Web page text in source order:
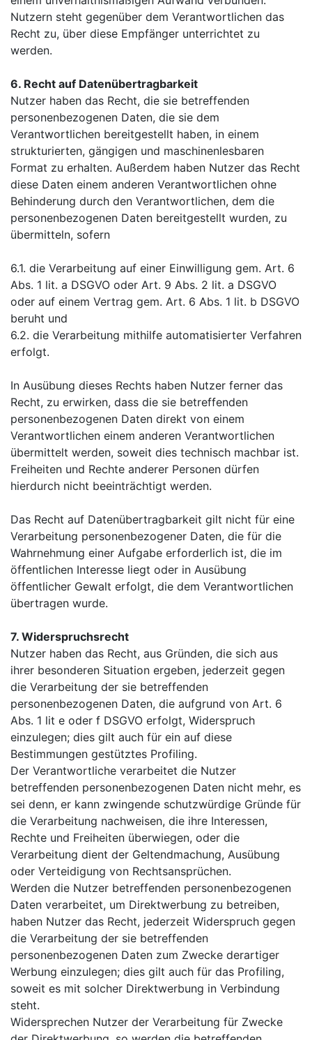
Nutzern steht gegenüber dem Verantwortlichen das
Recht zu, über diese Empfänger unterrichtet zu
werden.
6. Recht auf Datenübertragbarkeit
Nutzer haben das Recht, die sie betreffenden
personenbezogenen Daten, die sie dem
Verantwortlichen bereitgestellt haben, in einem
strukturierten, gängigen und maschinenlesbaren
Format zu erhalten. Außerdem haben Nutzer das Recht
diese Daten einem anderen Verantwortlichen ohne
Behinderung durch den Verantwortlichen, dem die
personenbezogenen Daten bereitgestellt wurden, zu
übermitteln, sofern
6.1. die Verarbeitung auf einer Einwilligung gem. Art. 6
Abs. 1 lit. a DSGVO oder Art. 9 Abs. 2 lit. a DSGVO
oder auf einem Vertrag gem. Art. 6 Abs. 1 lit. b DSGVO
beruht und
6.2. die Verarbeitung mithilfe automatisierter Verfahren
erfolgt.
In Ausübung dieses Rechts haben Nutzer ferner das
Recht, zu erwirken, dass die sie betreffenden
personenbezogenen Daten direkt von einem
Verantwortlichen einem anderen Verantwortlichen
übermittelt werden, soweit dies technisch machbar ist.
Freiheiten und Rechte anderer Personen dürfen
hierdurch nicht beeinträchtigt werden.
Das Recht auf Datenübertragbarkeit gilt nicht für eine
Verarbeitung personenbezogener Daten, die für die
Wahrnehmung einer Aufgabe erforderlich ist, die im
öffentlichen Interesse liegt oder in Ausübung
öffentlicher Gewalt erfolgt, die dem Verantwortlichen
übertragen wurde.
7. Widerspruchsrecht
Nutzer haben das Recht, aus Gründen, die sich aus
ihrer besonderen Situation ergeben, jederzeit gegen
die Verarbeitung der sie betreffenden
personenbezogenen Daten, die aufgrund von Art. 6
Abs. 1 lit e oder f DSGVO erfolgt, Widerspruch
einzulegen; dies gilt auch für ein auf diese
Bestimmungen gestütztes Profiling.
Der Verantwortliche verarbeitet die Nutzer
betreffenden personenbezogenen Daten nicht mehr, es
sei denn, er kann zwingende schutzwürdige Gründe für
die Verarbeitung nachweisen, die ihre Interessen,
Rechte und Freiheiten überwiegen, oder die
Verarbeitung dient der Geltendmachung, Ausübung
oder Verteidigung von Rechtsansprüchen.
Werden die Nutzer betreffenden personenbezogenen
Daten verarbeitet, um Direktwerbung zu betreiben,
haben Nutzer das Recht, jederzeit Widerspruch gegen
die Verarbeitung der sie betreffenden
personenbezogenen Daten zum Zwecke derartiger
Werbung einzulegen; dies gilt auch für das Profiling,
soweit es mit solcher Direktwerbung in Verbindung
steht.
Widersprechen Nutzer der Verarbeitung für Zwecke